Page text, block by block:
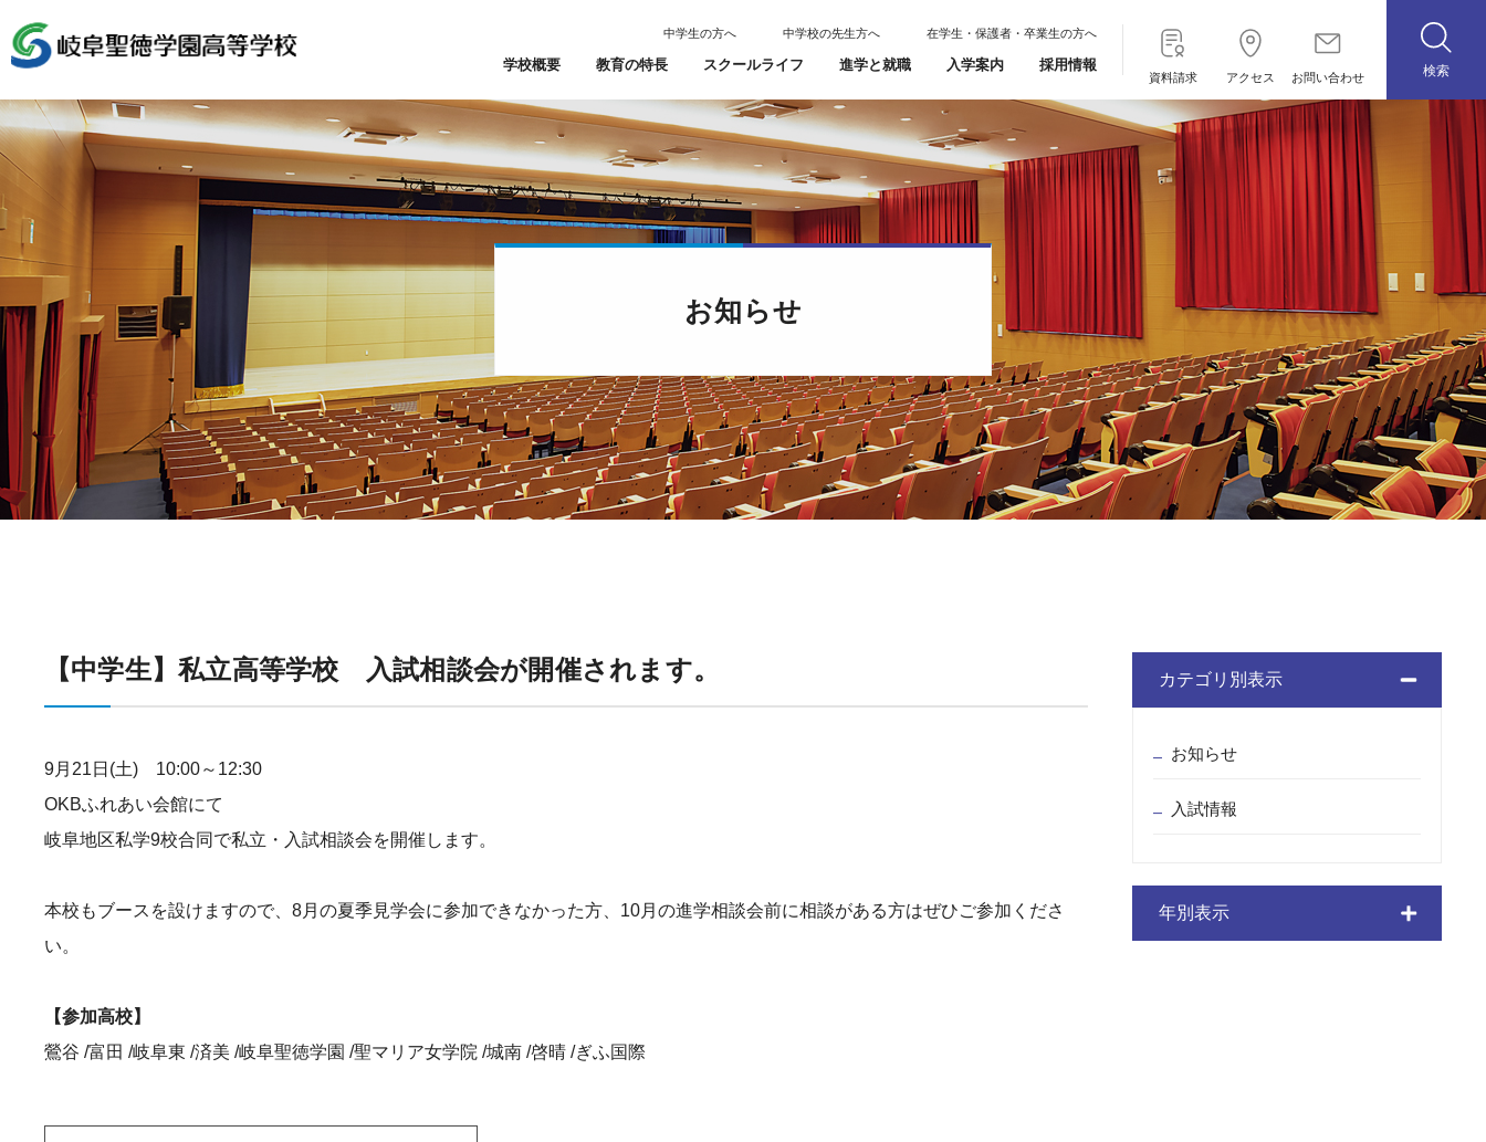
中学生の方へ 中学校の先生方へ 在学生・保護者・卒業生の方へ
学校概要 教育の特長 スクールライフ 進学と就職 入学案内 採用情報
資料請求 アクセス お問い合わせ
お知らせ
【中学生】私立高等学校 入試相談会が開催されます。
9月21日(土) 10:00～12:30
OKBふれあい会館にて
岐阜地区私学9校合同で私立・入試相談会を開催します。
本校もブースを設けますので、8月の夏季見学会に参加できなかった方、10月の進学相談会前に相談がある方はぜひご参加くださ
い。
【参加高校】
鶯谷 /富田 /岐阜東 /済美 /岐阜聖徳学園 /聖マリア女学院 /城南 /啓晴 /ぎふ国際
カテゴリ別表示
お知らせ
入試情報
年別表示